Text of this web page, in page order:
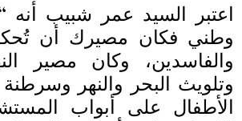
اعتبر السيد عمر شبيب أنه
وطني فكان مصيرك أن
والفاسدين، وكان مصير
وتلويث البحر والنهر
الأطفال على أبواب